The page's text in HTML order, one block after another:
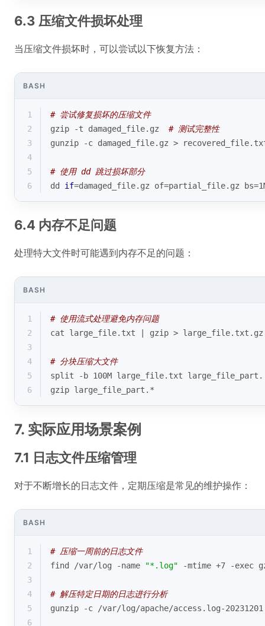
6.3 压缩文件损坏处理
当压缩文件损坏时，可以尝试以下恢复方法：
BASH
1
# 尝试修复损坏的压缩文件
2
gzip -t damaged_file.gz # 测试完整性
3
gunzip -c damaged_file.gz >
4
5
# 使用 dd 跳过损坏部分
6
dd if=damaged_file.gz of=partial_file.gz
6.4 内存不足问题
处理特大文件时可能遇到内存不足的问题：
BASH
1
# 使用流式处理避免内存问题
2
cat large_file.txt | gzip > large_file.txt.gz
3
4
# 分块压缩大文件
5
split -b 100M large_file.txt large_file_part.
6
gzip large_file_part.*
7. 实际应用场景案例
7.1 日志文件压缩管理
对于不断增长的日志文件，定期压缩是常见的维护操作：
BASH
1
# 压缩一周前的日志文件
2
find /var/log -name "*.log" -mtime +7 -exec
3
4
# 解压特定日期的日志进行分析
5
gunzip -c /var/log/apache/access.log-
6